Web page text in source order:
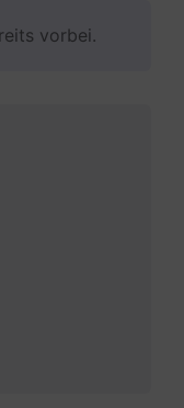
vorbei.